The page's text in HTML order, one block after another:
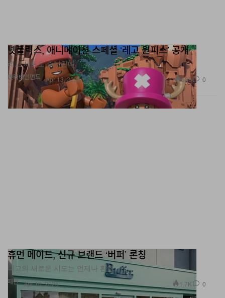
엔터테인먼트
넷플릭스, 애니메이션 스페셜 ‘레고 원피스’ 공개
레고 세트도 출시된다.
Apr 13, 2026 636 0
패션
휴먼 메이드, 신규 브랜드 ‘버퍼’ 론칭
니고의 새로운 시도는 언제나 환영.
Apr 10, 2026 1.7K 0